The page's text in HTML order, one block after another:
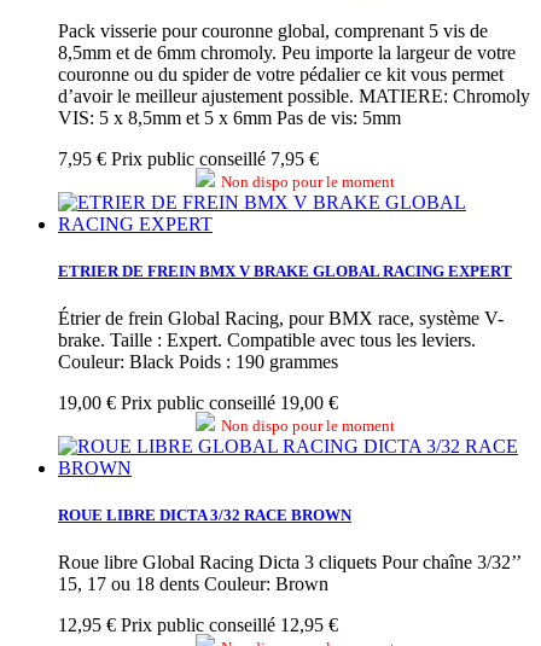
Pack visserie pour couronne global, comprenant 5 vis de
8,5mm et de 6mm chromoly. Peu importe la largeur de votre
couronne ou du spider de votre pédalier ce kit vous permet
d’avoir le meilleur ajustement possible. MATIERE: Chromoly
VIS: 5 x 8,5mm et 5 x 6mm Pas de vis: 5mm
7,95 € Prix public conseillé 7,95 €
Non dispo pour le moment
ETRIER DE FREIN BMX V BRAKE GLOBAL RACING EXPERT
Étrier de frein Global Racing, pour BMX race, système V-
brake. Taille : Expert. Compatible avec tous les leviers.
Couleur: Black Poids : 190 grammes
19,00 € Prix public conseillé 19,00 €
Non dispo pour le moment
ROUE LIBRE DICTA 3/32 RACE BROWN
Roue libre Global Racing Dicta 3 cliquets Pour chaîne 3/32’’
15, 17 ou 18 dents Couleur: Brown
12,95 € Prix public conseillé 12,95 €